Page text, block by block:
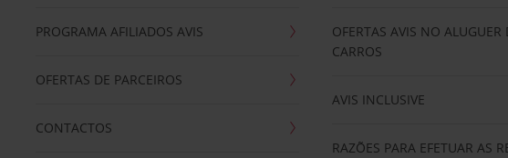
PROGRAMA AFILIADOS AVIS
OFERTAS DE PARCEIROS
CONTACTOS
OFERTAS AVIS NO ALUGUER
CARROS
AVIS INCLUSIVE
RAZÕES PARA EFETUAR AS